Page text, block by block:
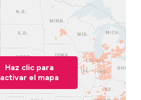
Haz clic para
activar el mapa